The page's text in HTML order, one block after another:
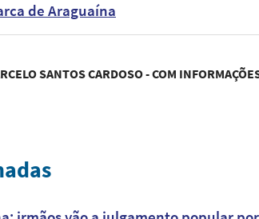
de Araguaína
SANTOS CARDOSO - COM